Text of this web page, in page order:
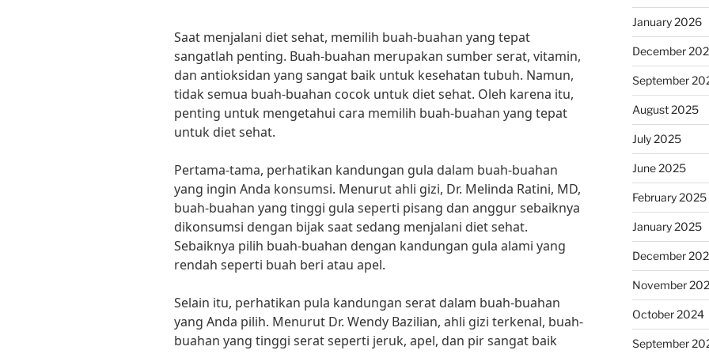
Saat menjalani diet sehat, memilih buah-buahan yang tepat
sangatlah penting. Buah-buahan merupakan sumber serat, vitamin,
dan antioksidan yang sangat baik untuk kesehatan tubuh. Namun,
tidak semua buah-buahan cocok untuk diet sehat. Oleh karena itu,
penting untuk mengetahui cara memilih buah-buahan yang tepat
untuk diet sehat.
Pertama-tama, perhatikan kandungan gula dalam buah-buahan
yang ingin Anda konsumsi. Menurut ahli gizi, Dr. Melinda Ratini, MD,
buah-buahan yang tinggi gula seperti pisang dan anggur sebaiknya
dikonsumsi dengan bijak saat sedang menjalani diet sehat.
Sebaiknya pilih buah-buahan dengan kandungan gula alami yang
rendah seperti buah beri atau apel.
Selain itu, perhatikan pula kandungan serat dalam buah-buahan
yang Anda pilih. Menurut Dr. Wendy Bazilian, ahli gizi terkenal, buah-
buahan yang tinggi serat seperti jeruk, apel, dan pir sangat baik
January 2026
December
September
August 2025
July 2025
June 2025
February 2025
January 2025
December
November
October 2024
September